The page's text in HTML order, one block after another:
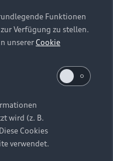
Einstellungen
und Anordnung der
auf dieser
Funktionen
Verfügung zu stellen.
unsererCookie
wird (z. B.
Cookies
verwendet.